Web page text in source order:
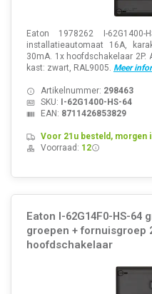
Eaton 1978262 I-
installatieautomaat 16A,
30mA. 1x hoofdschakelaar 2P.
kast: zwart, RAL9005. Meer
Artikelnummer: 298463
SKU:
I-62G1400-HS-64
EAN: 8711426853829
Voor 21u besteld, morgen
Voorraad: 12
Eaton I-62G14F0-HS-64
groepen + fornuisgroep
hoofdschakelaar